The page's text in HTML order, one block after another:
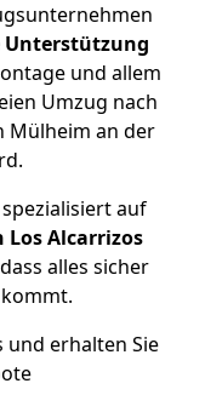
Unterstützung
und allem
Umzug nach
Mülheim an der
auf
Alcarrizos
alles sicher
und erhalten Sie